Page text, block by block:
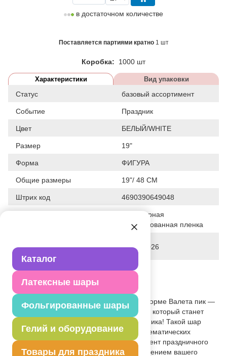
Каталог
Латексные шары
Фольгированные шары
Гелий и оборудование
Товары для праздника
в достаточном количестве
Поставляется партиями кратно 1 шт
Коробка: 1000 шт
Характеристики Вид упаковки
Статус базовый ассортимент
Событие Праздник
Цвет БЕЛЫЙ/WHITE
Размер 19"
Форма ФИГУРА
Общие размеры 19"/ 48 СМ
Штрих код 4690390649048
Полимерная
фольгированная пленка
03-04-2026
Вес 22.000 г
Описание товара
Объемная фольгированная фигура в форме Валета пик —
это яркий и необычный воздушный шар, который станет
эффектным украшением любого праздника! Такой шар
может использоваться для украшения тематических
мероприятий, фотосессий или как элемент праздничного
декора. Этот шар станет главным украшением вашего